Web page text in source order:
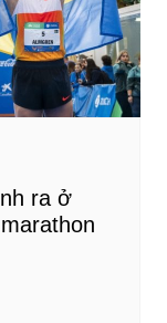
ra ở